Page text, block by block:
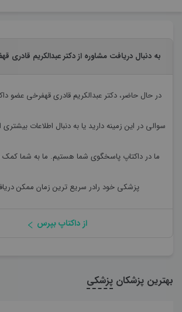
به دنبال دریافت مشاوره از دکتر عبدالکریم قادری
در حال حاضر، دکتر عبدالکریم قادری قهفرخی عضو
سوالی در این زمینه دارید یا به دنبال اطلاعات
ما در داکتاپ پاسخگوی شما هستیم. ما به شما کمک
پزشکی خود رادر سریع ترین زمان ممکن
از داکتاپ بپرس
بهترین پزشکان پزشکی